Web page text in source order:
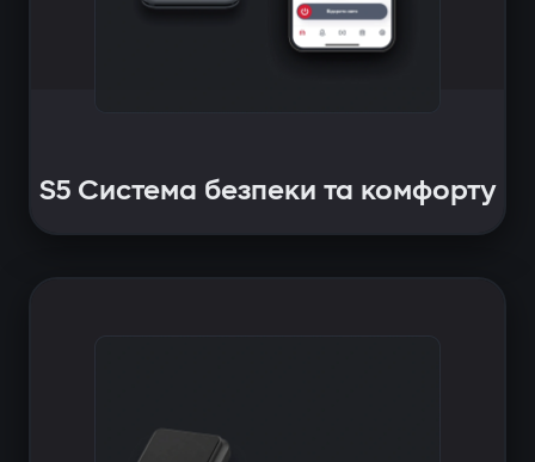
S5 Система безпеки та комфорту